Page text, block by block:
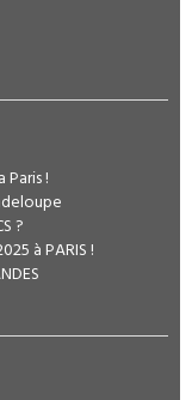
!
?
à PARIS !